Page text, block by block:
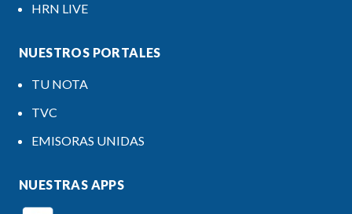
HRN LIVE
NUESTROS PORTALES
TU NOTA
TVC
EMISORAS UNIDAS
NUESTRAS APPS